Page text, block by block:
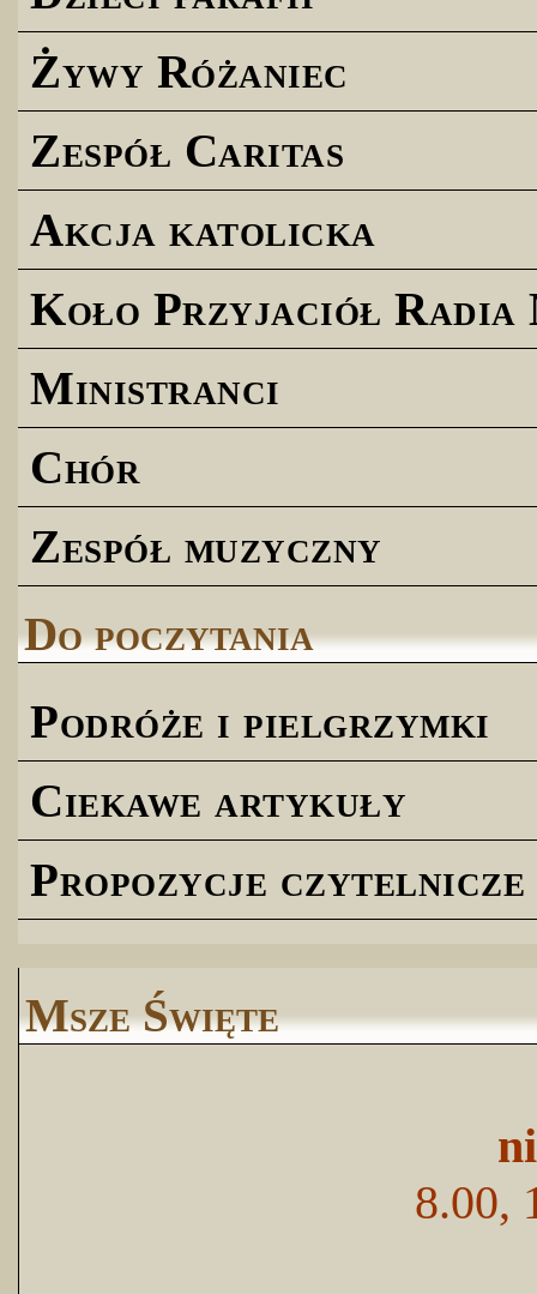
Żywy Różaniec
Zespół Caritas
Akcja katolicka
Koło Przyjaciół
Ministranci
Chór
Zespół muzyczny
Do poczytania
Podróże i pielgrzymki
Ciekawe artykuły
Propozycje czytelnicze
Msze Święte
8.00,